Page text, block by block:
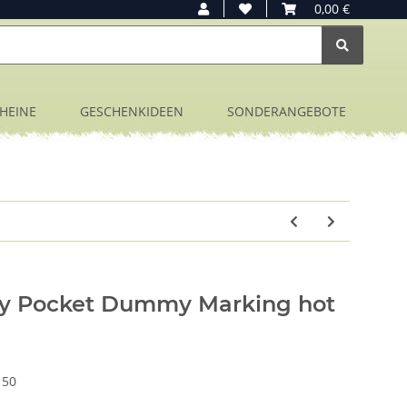
0,00 €
GESCHENKIDEEN SONDERANGEBOTE
Pocket Dummy Marking hot